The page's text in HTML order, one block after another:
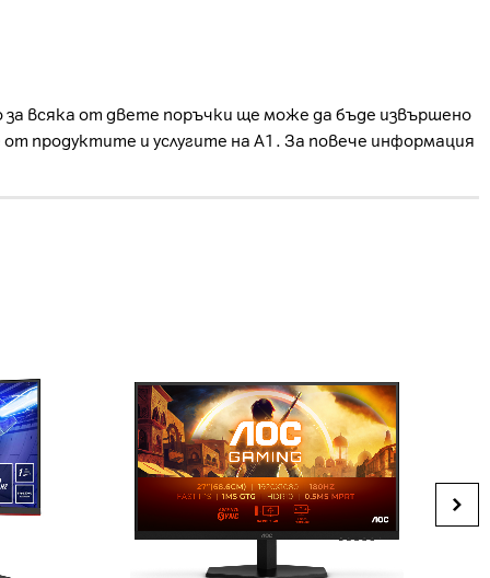
всяка от двете поръчки ще може да бъде извършено
продуктите и услугите на А1. За повече информация